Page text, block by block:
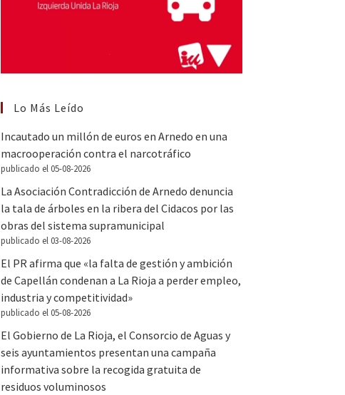
Lo Más Leído
Incautado un millón de euros en Arnedo en una
macrooperación contra el narcotráfico
publicado el 05-08-2026
La Asociación Contradicción de Arnedo denuncia
la tala de árboles en la ribera del Cidacos por las
obras del sistema supramunicipal
publicado el 03-08-2026
El PR afirma que «la falta de gestión y ambición
de Capellán condenan a La Rioja a perder empleo,
industria y competitividad»
publicado el 05-08-2026
El Gobierno de La Rioja, el Consorcio de Aguas y
seis ayuntamientos presentan una campaña
informativa sobre la recogida gratuita de
residuos voluminosos